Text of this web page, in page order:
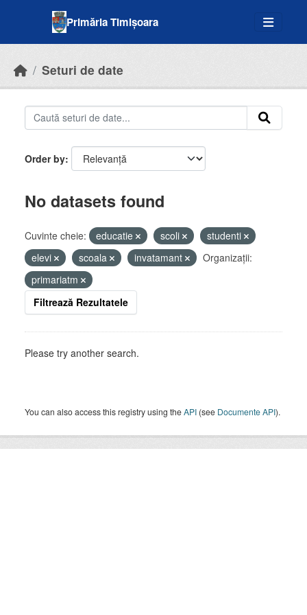
Primăria Timișoara
Seturi de date
Order by
No datasets found
Cuvinte cheie: educatie scoli
studenti
elevi
scoala invatamant
Organizații:
primariatm
Filtrează Rezultatele
Please try another search.
You can also access this registry using theAPI (see Documente API).